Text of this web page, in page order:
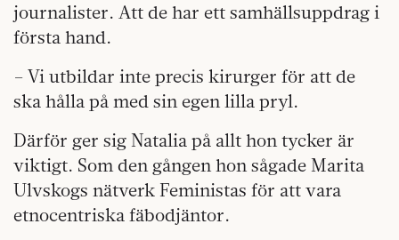
journalister. Att de har ett samhällsuppdrag i
första hand.
– Vi utbildar inte precis kirurger för att de
ska hålla på med sin egen lilla pryl.
Därför ger sig Natalia på allt hon tycker är
viktigt. Som den gången hon sågade Marita
Ulvskogs nätverk Feministas för att vara
etnocentriska fäbodjäntor.